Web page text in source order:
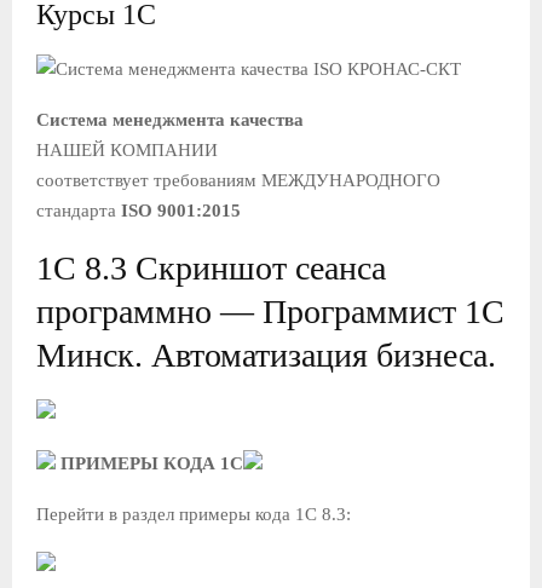
Курсы 1С
Система менеджмента качества
НАШЕЙ КОМПАНИИ
соответствует требованиям МЕЖДУНАРОДНОГО
стандарта ISO 9001:2015
1С 8.3 Скриншот сеанса
программно — Программист 1С
Минск. Автоматизация бизнеса.
ПРИМЕРЫ КОДА 1С
Перейти в раздел примеры кода 1С 8.3: